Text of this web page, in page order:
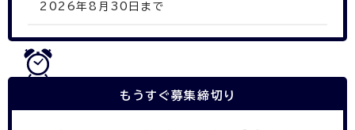
2026年8月30日まで
もうすぐ募集締切り